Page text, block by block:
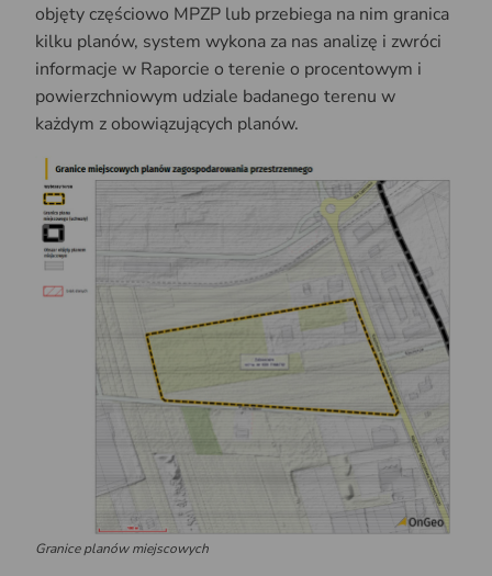
objęty częściowo MPZP lub przebiega na nim granica
kilku planów, system wykona za nas analizę i zwróci
informacje w Raporcie o terenie o procentowym i
powierzchniowym udziale badanego terenu w
każdym z obowiązujących planów.
Granice planów miejscowych